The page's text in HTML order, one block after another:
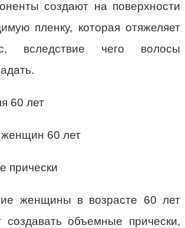
создают на поверхности
пленку, которая отяжеляет
вследствие чего волосы
60 лет
прически
женщины в возрасте 60 лет
создавать объемные прически,